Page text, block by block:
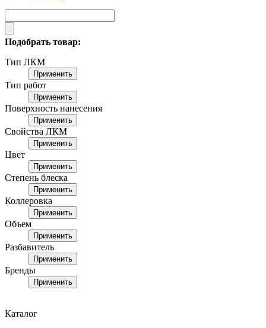
Подобрать товар:
Тип ЛКМ
Применить
Тип работ
Применить
Поверхность нанесения
Применить
Свойства ЛКМ
Применить
Цвет
Применить
Степень блеска
Применить
Коллеровка
Применить
Объем
Применить
Разбавитель
Применить
Бренды
Применить
Каталог